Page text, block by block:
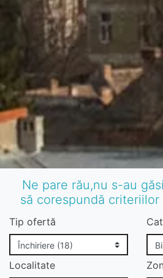
Ne pare rău,nu s-au
să corespundă criteriilor
Tip ofertă
Localitate